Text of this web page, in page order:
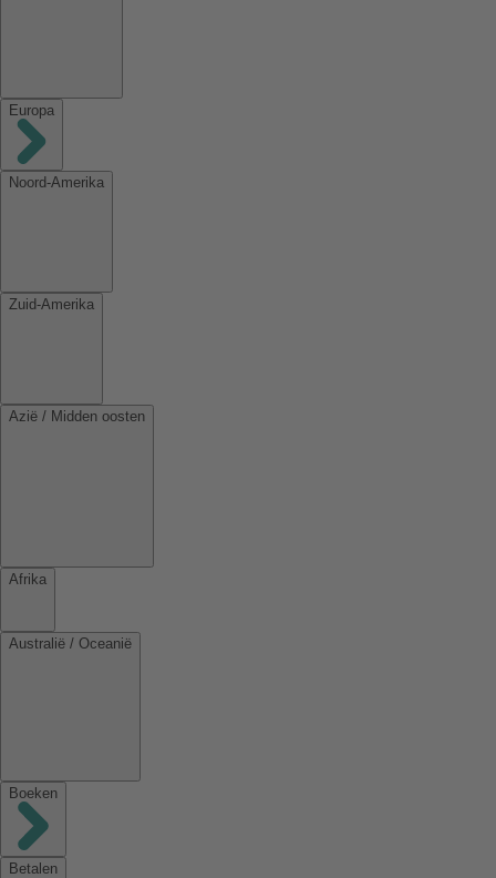
Europa
Noord-Amerika
Zuid-Amerika
Azië / Midden oosten
Afrika
Australië / Oceanië
Boeken
Betalen